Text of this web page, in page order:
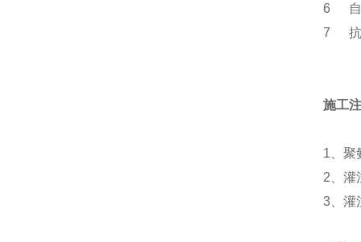
6
7
施工
1 、
2 、
3 、